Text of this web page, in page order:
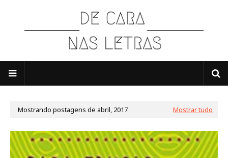
Mostrando postagens de abril, 2017 Mostrar tudo